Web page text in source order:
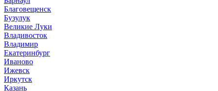
Благовещенск
Бузулук
Великие Луки
Владивосток
Владимир
Екатеринбург
Иваново
Ижевск
Иркутск
Казань